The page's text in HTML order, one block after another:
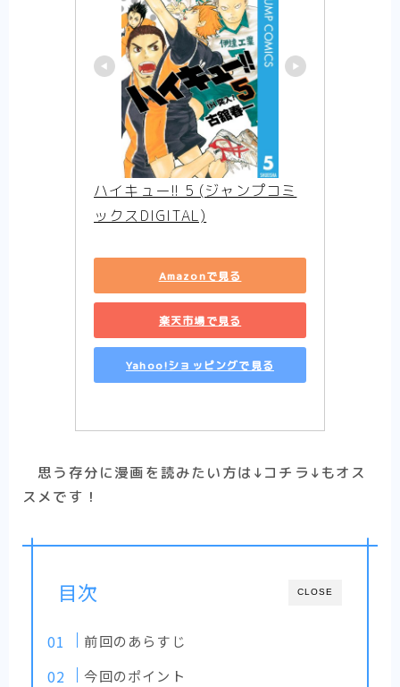
【ひねくれ騎士とふわふわ姫様】可愛らしい
二人と可愛らしい妖精と可愛らしいお家の癒
やし漫画【感想まとめ】
【異剣戦記ヴェルンディオ】ほんわかしつつ
も壮大な物語の雰囲気を感じさせる物語【ま
【Helck】史上最高の超王道少年漫画、キャ
ラクター紹介＆感想【まとめ】
【SPY×FAMILY】魅力あふれるキャラクター
紹介と最新話感想【まとめ】
ハイキュー!! 5 (ジャンプコミ
ックスDIGITAL)
Amazonで見る
楽天市場で見る
Yahoo!ショッピングで見る
思う存分に漫画を読みたい方は↓コチラ↓もオス
スメです！
CLOSE
目次
前回のあらすじ
今回のポイント